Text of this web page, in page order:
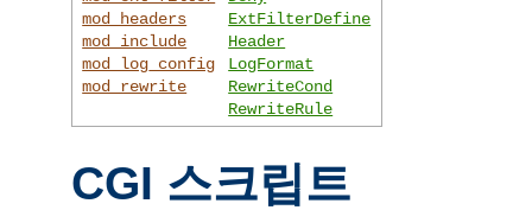
mod_headers
mod_include
mod_log_config
mod_rewrite
ExtFilterDefine
Header
LogFormat
RewriteCond
RewriteRule
CGI 스크립트